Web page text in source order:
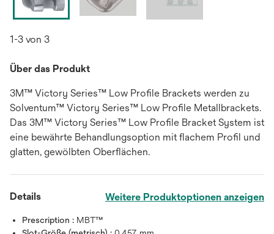
1-3 von 3
Über das Produkt
3M™ Victory Series™ Low Profile Brackets werden zu
Solventum™ Victory Series™ Low Profile Metallbrackets.
Das 3M™ Victory Series™ Low Profile Bracket System ist
eine bewährte Behandlungsoption mit flachem Profil und
glatten, gewölbten Oberflächen.
Details Weitere Produktoptionen anzeigen
Prescription : MBT™